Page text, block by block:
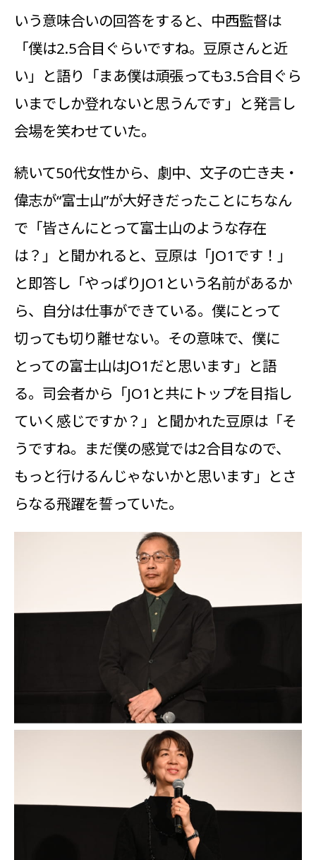
いう意味合いの回答をすると、中西監督は
「僕は2.5合目ぐらいですね。豆原さんと近
い」と語り「まあ僕は頑張っても3.5合目ぐら
いまでしか登れないと思うんです」と発言し
会場を笑わせていた。
続いて50代女性から、劇中、文子の亡き夫・
偉志が“富士山”が大好きだったことにちなん
で「皆さんにとって富士山のような存在
は？」と聞かれると、豆原は「JO1です！」
と即答し「やっぱりJO1という名前があるか
ら、自分は仕事ができている。僕にとって
切っても切り離せない。その意味で、僕に
とっての富士山はJO1だと思います」と語
る。司会者から「JO1と共にトップを目指し
ていく感じですか？」と聞かれた豆原は「そ
うですね。まだ僕の感覚では2合目なので、
もっと行けるんじゃないかと思います」とさ
らなる飛躍を誓っていた。